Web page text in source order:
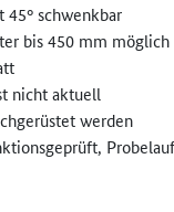
45° schwenkbar
bis 450 mm möglich
nicht aktuell
werden
Probelauf